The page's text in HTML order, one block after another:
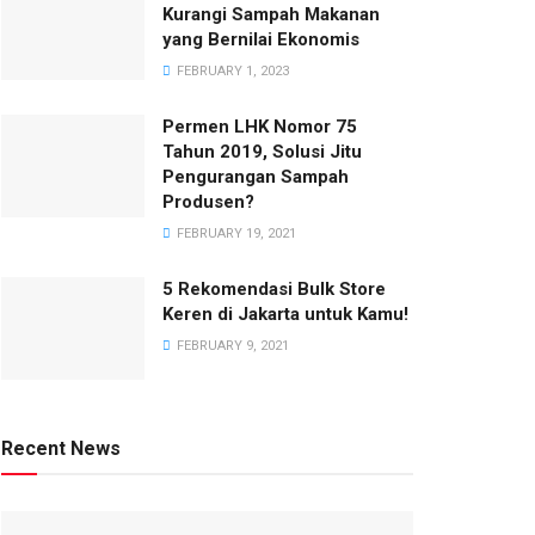
Kurangi Sampah Makanan
yang Bernilai Ekonomis
FEBRUARY 1, 2023
Permen LHK Nomor 75
Tahun 2019, Solusi Jitu
Pengurangan Sampah
Produsen?
FEBRUARY 19, 2021
5 Rekomendasi Bulk Store
Keren di Jakarta untuk Kamu!
FEBRUARY 9, 2021
Recent News